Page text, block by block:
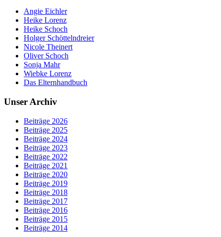
Angie Eichler
Heike Lorenz
Heike Schoch
Holger Schöttelndreier
Nicole Theinert
Oliver Schoch
Sonja Mahr
Wiebke Lorenz
Das Elternhandbuch
Unser Archiv
Beiträge 2026
Beiträge 2025
Beiträge 2024
Beiträge 2023
Beiträge 2022
Beiträge 2021
Beiträge 2020
Beiträge 2019
Beiträge 2018
Beiträge 2017
Beiträge 2016
Beiträge 2015
Beiträge 2014